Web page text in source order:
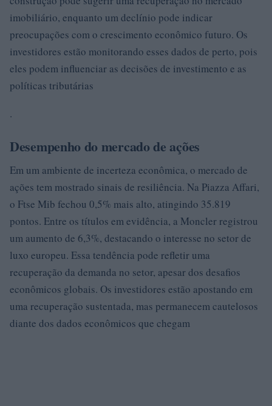
imobiliário, enquanto um declínio pode indicar
preocupações com o crescimento econômico futuro. Os
investidores estão monitorando esses dados de perto, pois
eles podem influenciar as decisões de investimento e as
políticas tributárias
.
Desempenho do mercado de ações
Em um ambiente de incerteza econômica, o mercado de
ações tem mostrado sinais de resiliência. Na Piazza Affari,
o Ftse Mib fechou 0,5% mais alto, atingindo 35.819
pontos. Entre os títulos em evidência, a Moncler registrou
um aumento de 6,3%, destacando o interesse no setor de
luxo europeu. Essa tendência pode refletir uma
recuperação da demanda no setor, apesar dos desafios
econômicos globais. Os investidores estão apostando em
uma recuperação sustentada, mas permanecem cautelosos
diante dos dados econômicos que chegam